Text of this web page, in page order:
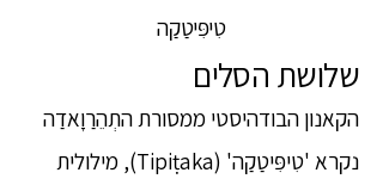
טִיפִּיטַקַה
שלושת הסלים
הקאנון הבודהיסטי ממסורת התְהֵרַוָאדַה
נקרא 'טִיפִּיטַקַה' (Tipiṭaka), מילולית